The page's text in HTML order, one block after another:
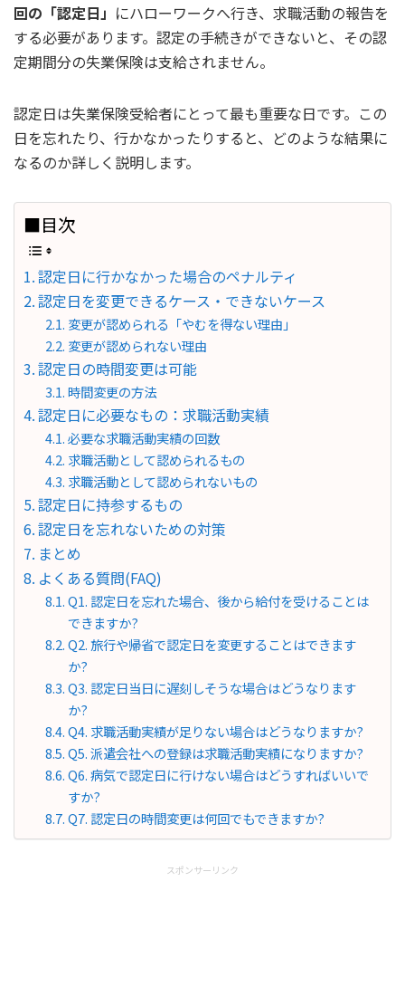
回の「認定日」 にハローワークへ行き、求職活動の報告を
する必要があります。認定の手続きができないと、その認
定期間分の失業保険は支給されません。
認定日は失業保険受給者にとって最も重要な日です。この
日を忘れたり、行かなかったりすると、どのような結果に
なるのか詳しく説明します。
■目次
認定日に行かなかった場合のペナルティ
認定日を変更できるケース・できないケース
変更が認められる「やむを得ない理由」
変更が認められない理由
認定日の時間変更は可能
時間変更の方法
認定日に必要なもの：求職活動実績
必要な求職活動実績の回数
求職活動として認められるもの
求職活動として認められないもの
認定日に持参するもの
認定日を忘れないための対策
まとめ
よくある質問(FAQ)
Q1. 認定日を忘れた場合、後から給付を受けることは
できますか?
Q2. 旅行や帰省で認定日を変更することはできます
か?
Q3. 認定日当日に遅刻しそうな場合はどうなります
か?
Q4. 求職活動実績が足りない場合はどうなりますか?
Q5. 派遣会社への登録は求職活動実績になりますか?
Q6. 病気で認定日に行けない場合はどうすればいいで
すか?
Q7. 認定日の時間変更は何回でもできますか?
スポンサーリンク